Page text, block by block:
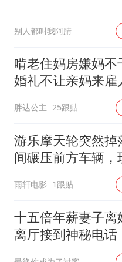
奋
别人都叫我阿腈
啃老住妈房嫌妈不
婚礼不让亲妈来雇
胖达公主 25跟贴
游乐摩天轮突然掉
间碾压前方车辆，
雨轩电影 1跟贴
十五倍年薪妻子离
离厅接到神秘电话